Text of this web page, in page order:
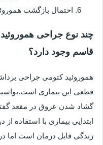
احتمال بازگشت
چند نوع جراحی هموروئید
قاسم وجود دارد؟
هموروئید کتومی جراحی
قطعی این بیماری
گشاد شدن عروق در مقعد
ابتدایی بیماری با استفاده
زندگی قابل درمان است اما